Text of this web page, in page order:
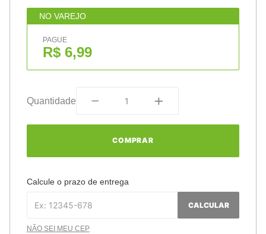
NO VAREJO
PAGUE
R$ 6,99
Quantidade
COMPRAR
Calcule o prazo de entrega
CALCULAR
NÃO SEI MEU CEP